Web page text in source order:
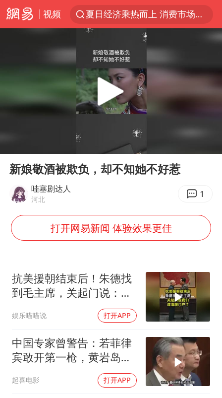
视频
夏日经济乘热而上 消费市场向新而行
刘嘉玲晒与周星驰合照
香港刷新1884年以来最高气温纪录
以军士兵把枪口对准中国记者
暑期研学游升温 在旅途中增长知识
BLG经理辟谣Bin离队
曹颖儿子首次演长剧
“开学三件套”全线暴涨
总书记点赞的非遗苗绣焕发新生机
Play
新娘敬酒被欺负，却不知她不好惹
哇塞剧达人
河北 1
打开网易新闻 体验效果更佳
抗美援朝结束后！朱德找
到毛主席，关起门说：我
娱乐喵喵说 打开APP
中国专家曾警告：若菲律
宾敢开第一枪，黄岩岛填
起喜电影 打开APP